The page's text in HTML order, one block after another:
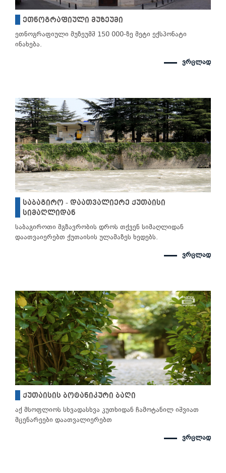
ეთნოგრაფიული მუზეუმი
ეთნოგრაფიული მუზეუმშ 150 000-ზე მეტი ექსპონატი
ინახება.
ვრცლად
საბაგირო - დაათვალიერე ქუთაისი
სიმაღლიდან
საბაგიროთი მგზავრობის დროს თქვენ სიმაღლიდან
დაათვაიერებთ ქუთაისის ულამაზეს ხედებს.
ვრცლად
ქუთაისის ბოტანიკური ბაღი
აქ მსოფლიოს სხვადასხვა კუთხიდან ჩამოტანილ იშვიათ
მცენარეები დაათვალიერებთ
ვრცლად